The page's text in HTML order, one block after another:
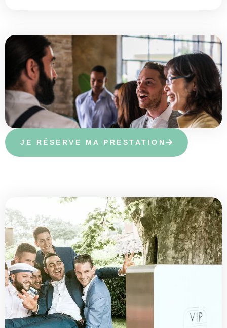
JE RÉSERVE MA PRESTATION